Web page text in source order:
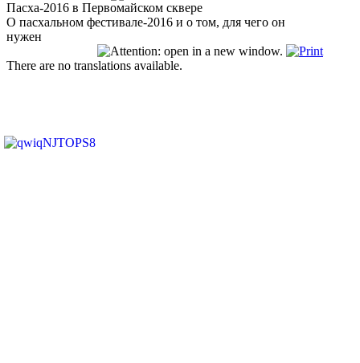
Пасха-2016 в Первомайском сквере
О пасхальном фестивале-2016 и о том, для чего он
нужен
There are no translations available.